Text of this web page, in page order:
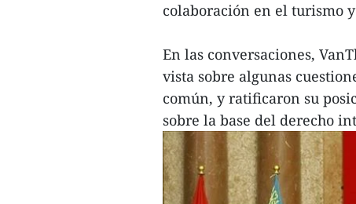
colaboración en el turismo
En las conversaciones,
vista sobre algunas
común, y ratificaron su
sobre la base del derecho